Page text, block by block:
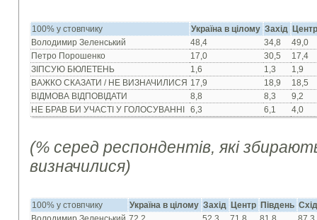
100% у стовпчику Україна в цілому Захід
Володимир Зеленський
48,4 34,8
49,0
Петро Порошенко
17,0 30,5
17,4
ЗІПСУЮ БЮЛЕТЕНЬ
1,6 1,3
1,9
ВАЖКО СКАЗАТИ / НЕ ВИЗНАЧИЛИСЯ 17,9 18,9
18,5
ВІДМОВА ВІДПОВІДАТИ
8,8 8,3
9,2
НЕ БРАВ БИ УЧАСТІ У ГОЛОСУВАННІ
6,3 6,1 4,0
(% серед респондентів, які
визначилися)
100% у стовпчику Україна в цілому Захід Центр Південь